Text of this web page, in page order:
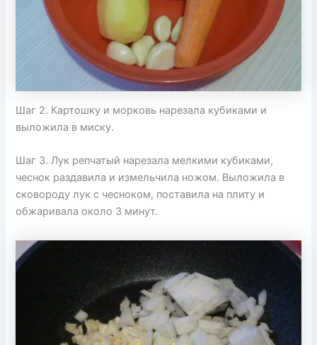
Шаг 2. Картошку и морковь нарезала кубиками и
выложила в миску.
Шаг 3. Лук репчатый нарезала мелкими кубиками,
чеснок раздавила и измельчила ножом. Выложила в
сковороду лук с чесноком, поставила на плиту и
обжаривала около 3 минут.